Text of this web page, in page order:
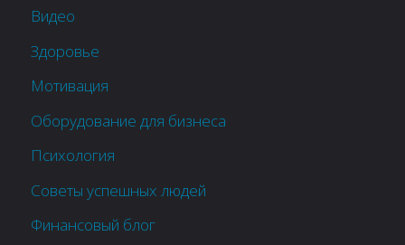
Видео
Здоровье
Мотивация
Оборудование для бизнеса
Психология
Советы успешных людей
Финансовый блог